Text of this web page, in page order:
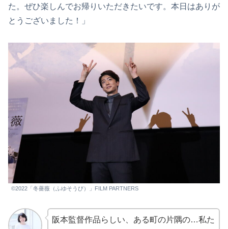
た。ぜひ楽しんでお帰りいただきたいです。本日はありが
とうございました！」
©2022「冬薔薇（ふゆそうび）」FILM PARTNERS
阪本監督作品らしい、ある町の片隅の…私た